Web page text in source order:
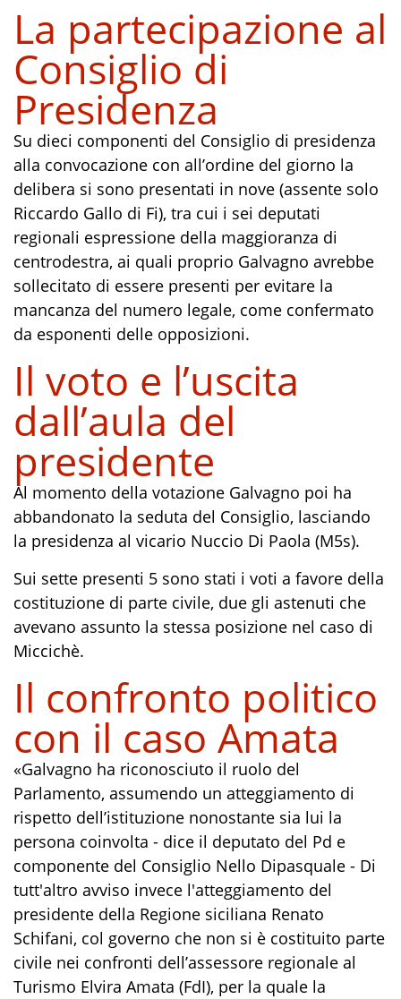
La partecipazione al
Consiglio di
Presidenza
Su dieci componenti del Consiglio di presidenza
alla convocazione con all’ordine del giorno la
delibera si sono presentati in nove (assente solo
Riccardo Gallo di Fi), tra cui i sei deputati
regionali espressione della maggioranza di
centrodestra, ai quali proprio Galvagno avrebbe
sollecitato di essere presenti per evitare la
mancanza del numero legale, come confermato
da esponenti delle opposizioni.
Il voto e l’uscita
dall’aula del
presidente
Al momento della votazione Galvagno poi ha
abbandonato la seduta del Consiglio, lasciando
la presidenza al vicario Nuccio Di Paola (M5s).
Sui sette presenti 5 sono stati i voti a favore della
costituzione di parte civile, due gli astenuti che
avevano assunto la stessa posizione nel caso di
Miccichè.
Il confronto politico
con il caso Amata
«Galvagno ha riconosciuto il ruolo del
Parlamento, assumendo un atteggiamento di
rispetto dell’istituzione nonostante sia lui la
persona coinvolta - dice il deputato del Pd e
componente del Consiglio Nello Dipasquale - Di
tutt'altro avviso invece l'atteggiamento del
presidente della Regione siciliana Renato
Schifani, col governo che non si è costituito parte
civile nei confronti dell’assessore regionale al
Turismo Elvira Amata (FdI), per la quale la